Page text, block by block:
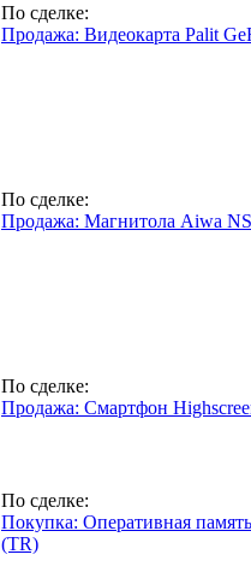
По сделке:
Продажа: Видеокарта Palit
По сделке:
Продажа: Магнитола Aiwa
По сделке:
Продажа: Смартфон
По сделке:
Покупка: Оперативная
(TR)